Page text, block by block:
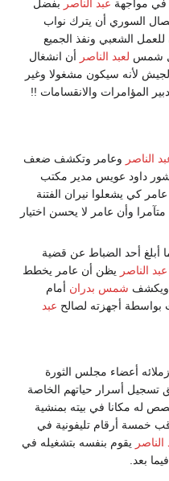
في مواجهة عبد الناصر بفضل
السوري أن يترك نواب
الشعبي ونفذ الجميع
شمس لعبد الناصر أن انشغال
لأنه سيكون مشغولا وغير
المؤامرات والانقسامات !!
الناصر وعامر وتكشف ضعف
داود عويس مدير مكتب
كي يشعلوا نيران الفتنة
وأن عامر لا يحسن اختيار
أبلغ أحد الضباط عن قضية
عبد الناصر يظن أن عامر يخطط
ويكشف شمس بدران أمام
بواسطة أجهزته لصالح عبد
أعضاء مجلس الثورة
أسرار حياتهم الخاصة
له مكانا في بيته بمنشية
خمسة أرقام تليفونية في
الناصر يقوم بنفسه بتشغيله في
بعد.